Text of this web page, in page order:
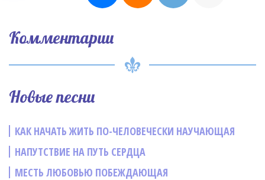
Комментарии
Новые песни
КАК НАЧАТЬ ЖИТЬ ПО-ЧЕЛОВЕЧЕСКИ НАУЧАЮЩАЯ
НАПУТСТВИЕ НА ПУТЬ СЕРДЦА
МЕСТЬ ЛЮБОВЬЮ ПОБЕЖДАЮЩАЯ